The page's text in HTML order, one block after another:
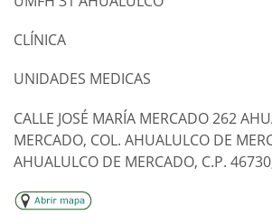
CLÍNICA
UNIDADES MEDICAS
CALLE JOSÉ MARÍA MERCADO 262
MERCADO, COL. AHUALULCO DE
AHUALULCO DE MERCADO, C.P.